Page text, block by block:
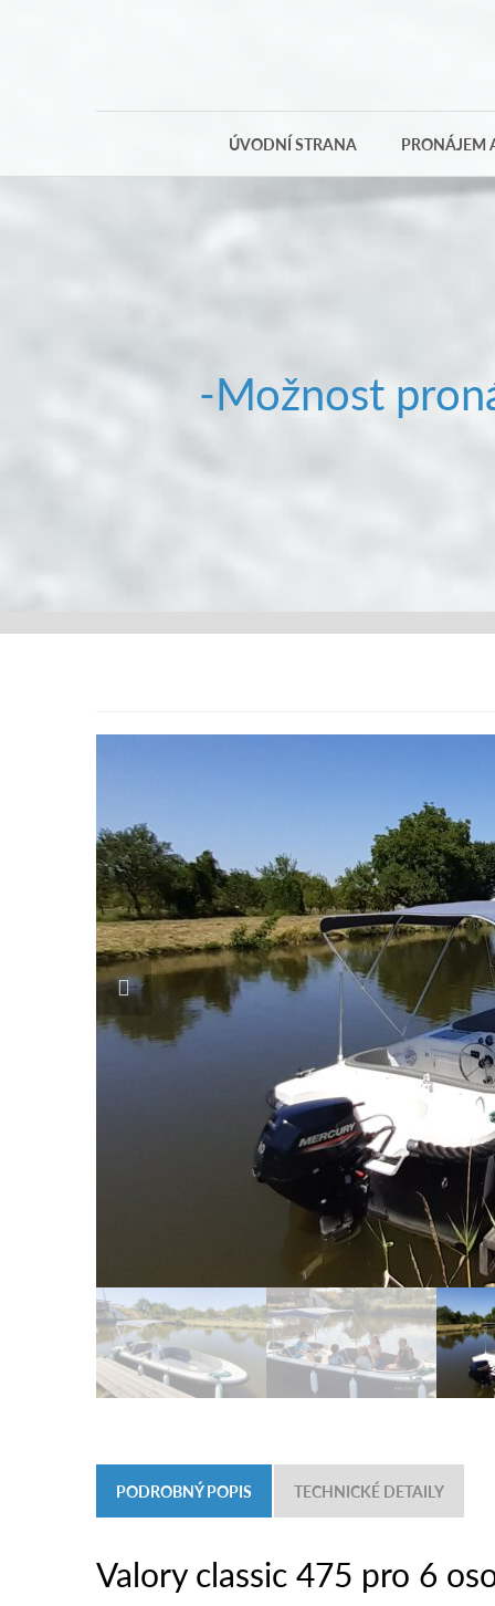
ÚVODNÍ STRANA PRONÁJEM
-Možnost
PODROBNÝ POPIS TECHNICKÉ DETAILY
Valory classic 475 pro 6